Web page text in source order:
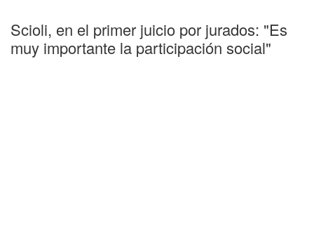
Scioli, en el primer juicio por jurados: "Es
muy importante la participación social"